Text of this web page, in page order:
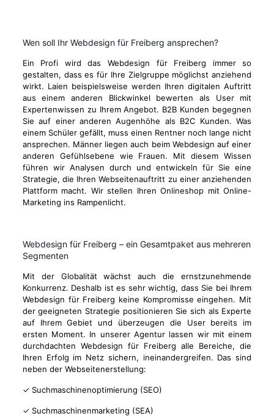
Wen soll Ihr Webdesign für Freiberg ansprechen?
Ein Profi wird das Webdesign für Freiberg immer so
gestalten, dass es für Ihre Zielgruppe möglichst anziehend
wirkt. Laien beispielsweise werden Ihren digitalen Auftritt
aus einem anderen Blickwinkel bewerten als User mit
Expertenwissen zu Ihrem Angebot. B2B Kunden begegnen
Sie auf einer anderen Augenhöhe als B2C Kunden. Was
einem Schüler gefällt, muss einen Rentner noch lange nicht
ansprechen. Männer liegen auch beim Webdesign auf einer
anderen Gefühlsebene wie Frauen. Mit diesem Wissen
führen wir Analysen durch und entwickeln für Sie eine
Strategie, die Ihren Webseitenauftritt zu einer anziehenden
Plattform macht. Wir stellen Ihren Onlineshop mit Online-
Marketing ins Rampenlicht.
Webdesign für Freiberg – ein Gesamtpaket aus mehreren
Segmenten
Mit der Globalität wächst auch die ernstzunehmende
Konkurrenz. Deshalb ist es sehr wichtig, dass Sie bei Ihrem
Webdesign für Freiberg keine Kompromisse eingehen. Mit
der geeigneten Strategie positionieren Sie sich als Experte
auf Ihrem Gebiet und überzeugen die User bereits im
ersten Moment. In unserer Agentur lassen wir mit einem
durchdachten Webdesign für Freiberg alle Bereiche, die
Ihren Erfolg im Netz sichern, ineinandergreifen. Das sind
neben der Webseitenerstellung:
✓ Suchmaschinenoptimierung (SEO)
✓ Suchmaschinenmarketing (SEA)